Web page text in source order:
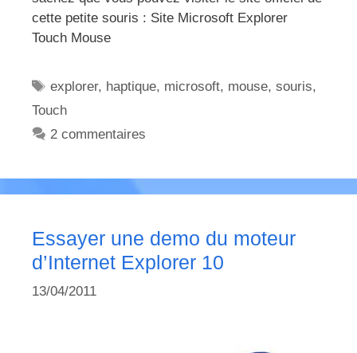
cette petite souris : Site Microsoft Explorer
Touch Mouse
Étiquettes
explorer, haptique, microsoft, mouse,souris,
Touch
2 commentaires
Essayer une demo du moteur
d’Internet Explorer 10
13/04/2011